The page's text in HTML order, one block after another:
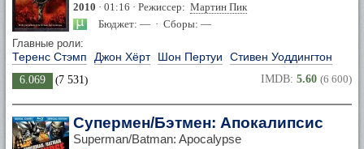
2010 · 01:16 · Режиссер: Мартин Пик
Бюджет: — · Сборы: —
Главные роли:
Теренс Стэмп Джон Хёрт Шон Пертуи Стивен Уоддингтон
6.069 (7 531) IMDB: 5.60 (6 600)
Супермен/Бэтмен: Апокалипсис
Superman/Batman: Apocalypse